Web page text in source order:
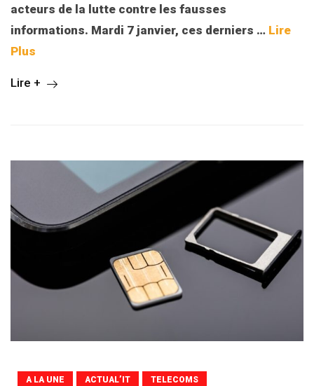
acteurs de la lutte contre les fausses
informations. Mardi 7 janvier, ces derniers … Lire
Plus
Lire +
A LA UNE ACTUAL’IT TELECOMS